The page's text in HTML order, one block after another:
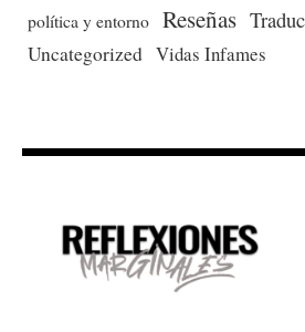
política y entorno Reseñas
Uncategorized Vidas Infames